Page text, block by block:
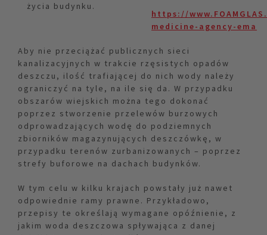
życia budynku.
https://
medicine-agency-ema
Aby nie przeciążać publicznych sieci
kanalizacyjnych w trakcie rzęsistych opadów
deszczu, ilość trafiającej do nich wody należy
ograniczyć na tyle, na ile się da. W przypadku
obszarów wiejskich można tego dokonać
poprzez stworzenie przelewów burzowych
odprowadzających wodę do podziemnych
zbiorników magazynujących deszczówkę, w
przypadku terenów zurbanizowanych – poprzez
strefy buforowe na dachach budynków.
W tym celu w kilku krajach powstały już nawet
odpowiednie ramy prawne. Przykładowo,
przepisy te określają wymagane opóźnienie, z
jakim woda deszczowa spływająca z danej